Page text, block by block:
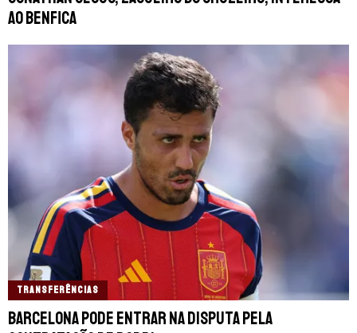
ao Benfica
TRANSFERÊNCIAS
Barcelona pode entrar na disputa pela